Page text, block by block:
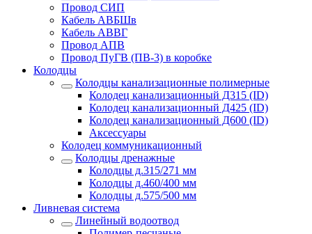
Провод СИП
Кабель АВБШв
Кабель АВВГ
Провод АПВ
Провод ПуГВ (ПВ-3) в коробке
Колодцы
Колодцы канализационные полимерные
Колодец канализационный Д315 (ID)
Колодец канализационный Д425 (ID)
Колодец канализационный Д600 (ID)
Аксессуары
Колодец коммуникационный
Колодцы дренажные
Колодцы д.315/271 мм
Колодцы д.460/400 мм
Колодцы д.575/500 мм
Ливневая система
Линейный водоотвод